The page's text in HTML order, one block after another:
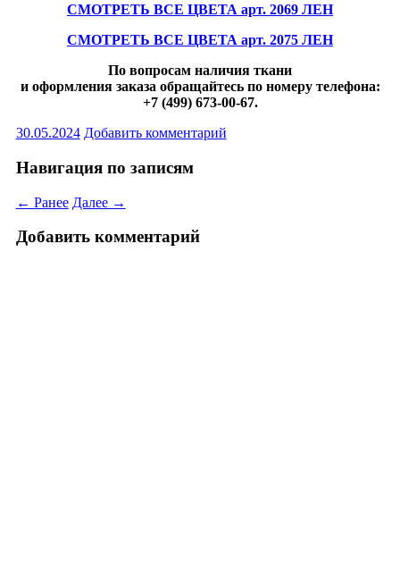
СМОТРЕТЬ ВСЕ ЦВЕТА арт. 2069 ЛЕН
СМОТРЕТЬ ВСЕ ЦВЕТА арт. 2075 ЛЕН
По вопросам наличия ткани
и оформления заказа обращайтесь по номеру телефона:
+7 (499) 673-00-67.
30.05.2024 Добавить комментарий
Навигация по записям
← Ранее Далее →
Добавить комментарий